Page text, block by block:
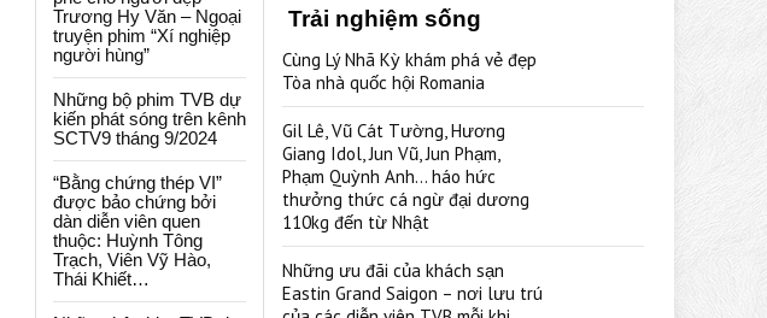
Trương Hy Văn – Ngoại
truyện phim “Xí nghiệp
người hùng”
Những bộ phim TVB dự
kiến phát sóng trên kênh
SCTV9 tháng 9/2024
“Bằng chứng thép VI”
được bảo chứng bởi
dàn diễn viên quen
thuộc: Huỳnh Tông
Trạch, Viên Vỹ Hào,
Thái Khiết…
Trải nghiệm sống
Cùng Lý Nhã Kỳ khám phá vẻ đẹp
Tòa nhà quốc hội Romania
Gil Lê, Vũ Cát Tường, Hương
Giang Idol, Jun Vũ, Jun Phạm,
Phạm Quỳnh Anh… háo hức
thưởng thức cá ngừ đại dương
110kg đến từ Nhật
Những ưu đãi của khách sạn
Eastin Grand Saigon – nơi lưu trú